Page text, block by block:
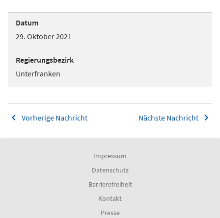
Datum
29. Oktober 2021
Regierungsbezirk
Unterfranken
Vorherige Nachricht Nächste Nachricht
Impressum
Datenschutz
Barrierefreiheit
Kontakt
Presse